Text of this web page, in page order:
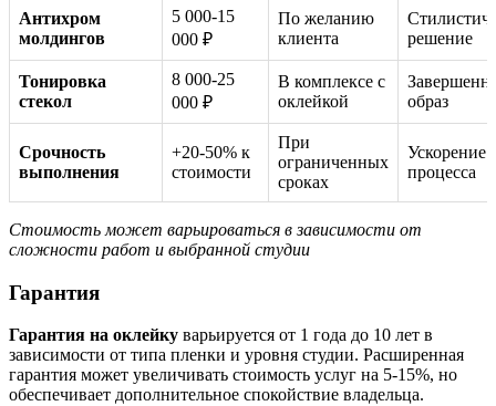
Антихром
молдингов
5 000-15
000 ₽
По желанию
клиента
решение
Тонировка
стекол
8 000-25
000 ₽
В комплексе с
оклейкой
образ
Срочность
выполнения
+20-50% к
стоимости
При
ограниченных
сроках
Ускорение
процесса
Стоимость может варьироваться в зависимости от
сложности работ и выбранной студии
Гарантия
Гарантия на оклейку варьируется от 1 года до 10 лет в
зависимости от типа пленки и уровня студии. Расширенная
гарантия может увеличивать стоимость услуг на 5-15%, но
обеспечивает дополнительное спокойствие владельца.